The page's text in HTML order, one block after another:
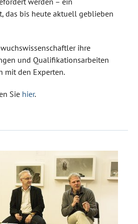
das bis heute aktuell geblieben
ihre
und Qualifikationsarbeiten
mit den Experten.
Sie hier.